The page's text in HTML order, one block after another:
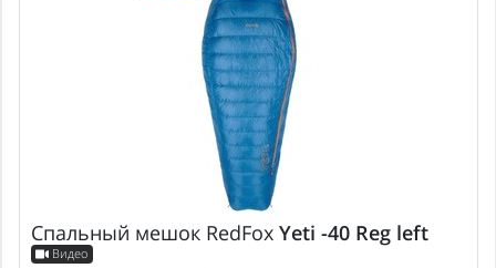
Спальный мешок RedFox Yeti -40 Reg left
Видео